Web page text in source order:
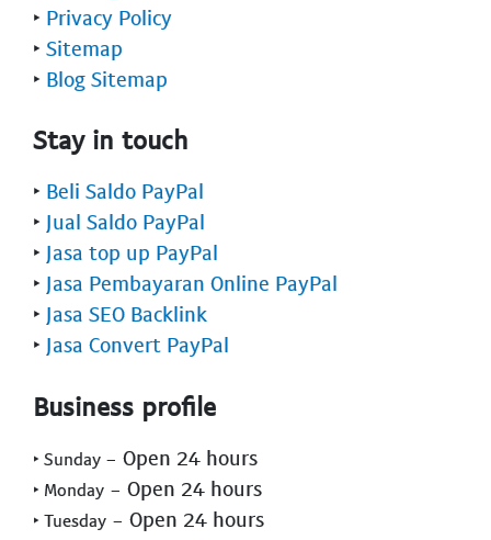
‣ Privacy Policy
‣ Sitemap
‣ Blog Sitemap
Stay in touch
‣ Beli Saldo PayPal
‣ Jual Saldo PayPal
‣ Jasa top up PayPal
‣ Jasa Pembayaran Online PayPal
‣ Jasa SEO Backlink
‣ Jasa Convert PayPal
Business profile
‣ Sunday - Open 24 hours
‣ Monday - Open 24 hours
‣ Tuesday - Open 24 hours